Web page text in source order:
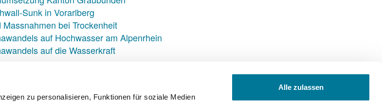
zu personalisieren, Funktionen für soziale Medien
Alle zulassen
Sunk in Vorarlberg
bei Trockenheit
auf Hochwasser am Alpenrhein
auf die Wasserkraft